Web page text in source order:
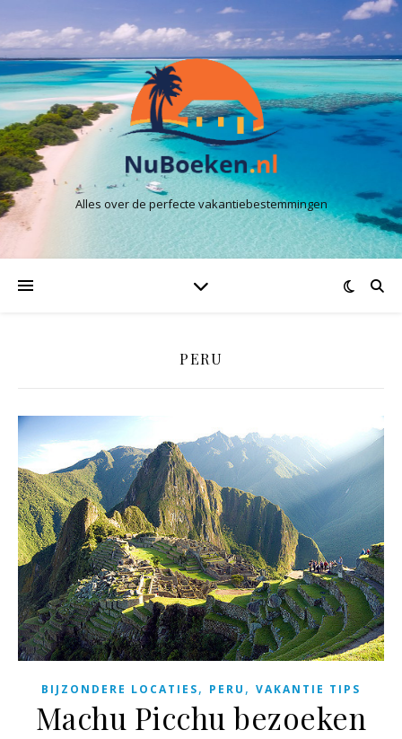
Alles over de perfecte vakantiebestemmingen
PERU
BIJZONDERE LOCATIES, PERU , VAKANTIE TIPS
Machu Picchu bezoeken